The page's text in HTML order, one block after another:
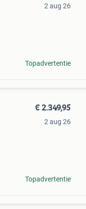
2 aug 26
Topadvertentie
€ 2.349,95
2 aug 26
Topadvertentie